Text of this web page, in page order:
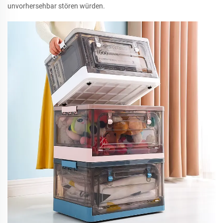
unvorhersehbar stören würden.